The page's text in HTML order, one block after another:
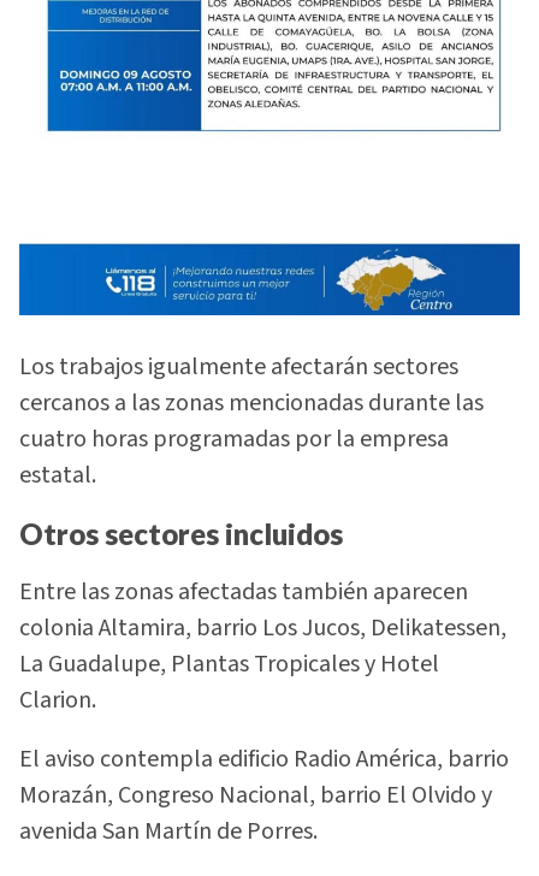
Los trabajos igualmente afectarán sectores
cercanos a las zonas mencionadas durante las
cuatro horas programadas por la empresa
estatal.
Otros sectores incluidos
Entre las zonas afectadas también aparecen
colonia Altamira, barrio Los Jucos, Delikatessen,
La Guadalupe, Plantas Tropicales y Hotel
Clarion.
El aviso contempla edificio Radio América, barrio
Morazán, Congreso Nacional, barrio El Olvido y
avenida San Martín de Porres.